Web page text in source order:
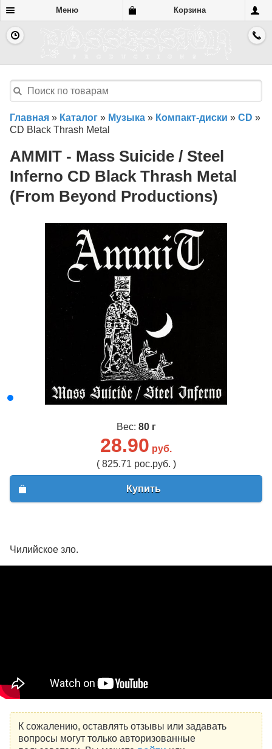
Меню Корзина
Главная » Каталог » Музыка » Компакт-диски » CD »
CD Black Thrash Metal
AMMIT - Mass Suicide / Steel
Inferno CD Black Thrash Metal
(From Beyond Productions)
Вес: 80 г
28.90 руб.
( 825.71 рос.руб. )
Купить
Чилийское зло.
К сожалению, оставлять отзывы или задавать
вопросы могут только авторизованные